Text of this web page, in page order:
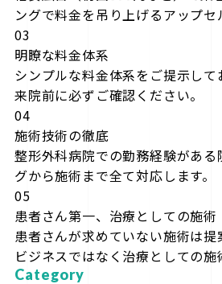
ングで料金を吊り上げるアップセ
03
明瞭な料金体系
シンプルな料金体系をご提示して
来院前に必ずご確認ください。
04
施術技術の徹底
整形外科病院での勤務経験があ
グから施術まで全て対応します。
05
患者さん第一、治療としての施術
患者さんが求めていない施術は提
ビジネスではなく治療としての施
Category